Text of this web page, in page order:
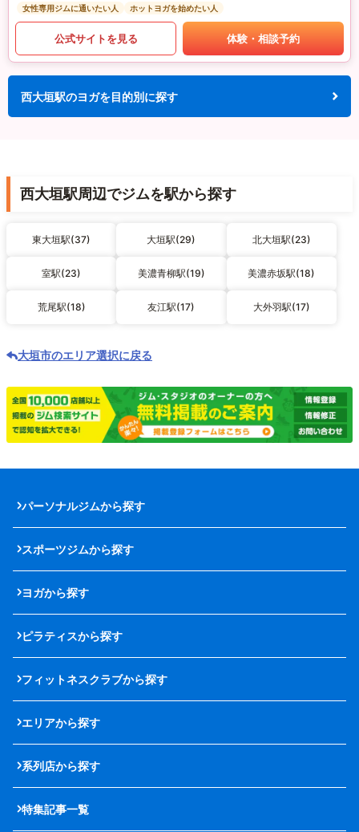
女性専用ジムに通いたい人
ホットヨガを始めたい人
公式サイトを見る 体験・相談予約
西大垣駅のヨガを目的別に探す
西大垣駅周辺でジムを駅から探す
東大垣駅(37) 大垣駅(29) 北大垣駅(23)
室駅(23) 美濃青柳駅(19) 美濃赤坂駅(18)
荒尾駅(18) 友江駅(17) 大外羽駅(17)
大垣市のエリア選択に戻る
パーソナルジムから探す
スポーツジムから探す
ヨガから探す
ピラティスから探す
フィットネスクラブから探す
エリアから探す
系列店から探す
特集記事一覧